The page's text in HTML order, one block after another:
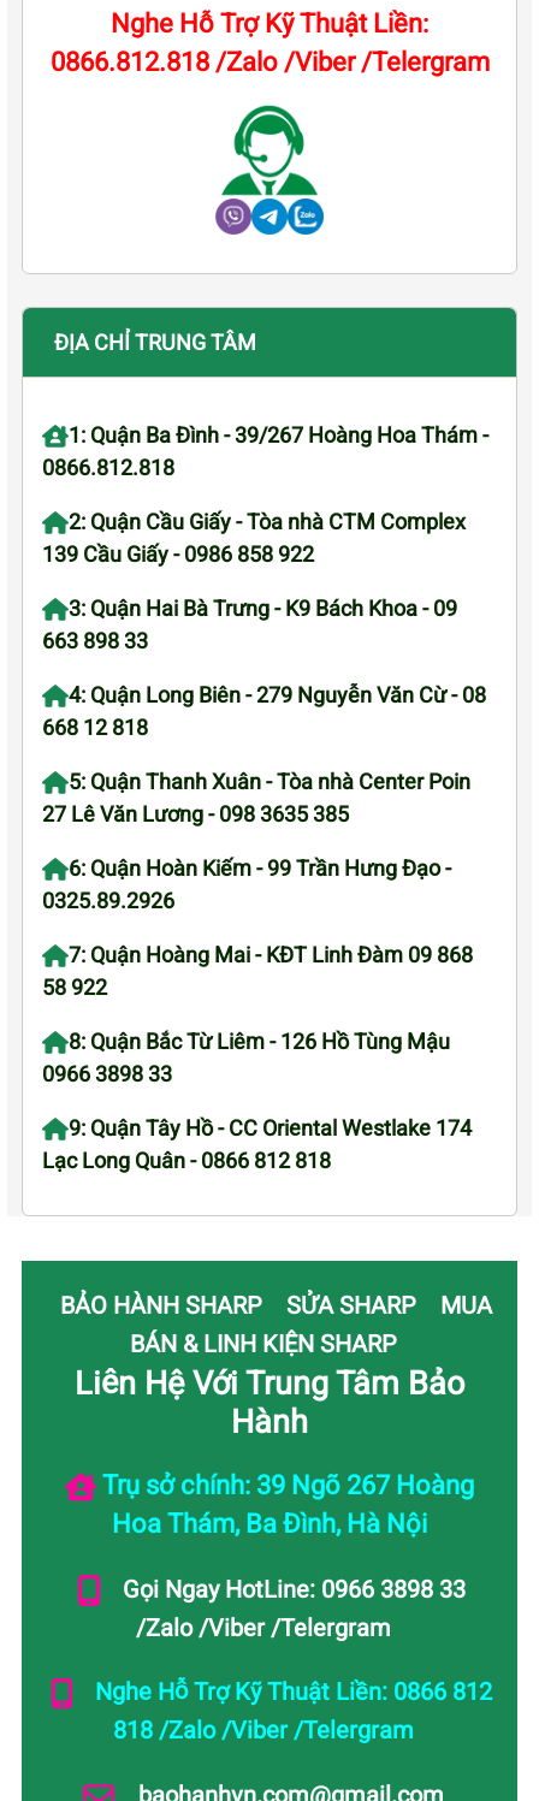
Nghe Hỗ Trợ Kỹ Thuật Liền:
0866.812.818 /Zalo /Viber /Telergram
ĐỊA CHỈ TRUNG TÂM
1: Quận Ba Đình - 39/267 Hoàng Hoa Thám -
0866.812.818
2: Quận Cầu Giấy - Tòa nhà CTM Complex
139 Cầu Giấy - 0986 858 922
3: Quận Hai Bà Trưng - K9 Bách Khoa - 09
663 898 33
4: Quận Long Biên - 279 Nguyễn Văn Cừ - 08
668 12 818
5: Quận Thanh Xuân - Tòa nhà Center Poin
27 Lê Văn Lương - 098 3635 385
6: Quận Hoàn Kiếm - 99 Trần Hưng Đạo -
0325.89.2926
7: Quận Hoàng Mai - KĐT Linh Đàm 09 868
58 922
8: Quận Bắc Từ Liêm - 126 Hồ Tùng Mậu
0966 3898 33
9: Quận Tây Hồ - CC Oriental Westlake 174
Lạc Long Quân - 0866 812 818
BẢO HÀNH SHARP SỬA SHARP
MUA
BÁN & LINH KIỆN SHARP
Liên Hệ Với Trung Tâm Bảo
Hành
Trụ sở chính: 39 Ngõ 267 Hoàng
Hoa Thám, Ba Đình, Hà Nội
Gọi Ngay HotLine: 0966 3898 33
/Zalo /Viber /Telergram
Nghe Hỗ Trợ Kỹ Thuật Liền: 0866 812
818 /Zalo /Viber /Telergram
baohanhvn.com@gmail.com